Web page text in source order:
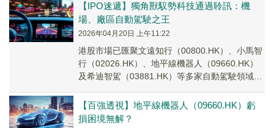
【IPO速遞】獨角獸馭勢科技通過聆訊：機
場、廠區自動駕駛之王
2026年04月20日 上午11:22
港股市場已匯聚文遠知行（00800.HK）、小馬智
行（02026.HK）、地平線機器人（09660.HK）
及希迪智駕（03881.HK）等多家自動駕駛領域的
【百強透視】地平線機器人（09660.HK）虧
損困境無解？